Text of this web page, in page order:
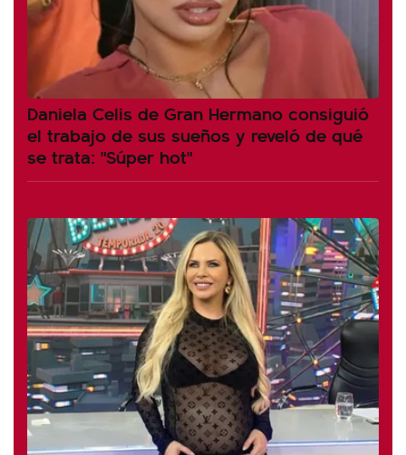
Daniela Celis de Gran Hermano consiguió
el trabajo de sus sueños y reveló de qué
se trata: "Súper hot"